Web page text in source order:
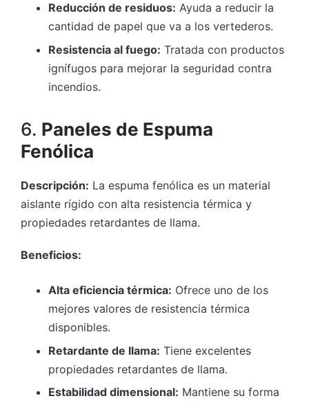
Reducción de residuos: Ayuda a reducir la
cantidad de papel que va a los vertederos.
Resistencia al fuego: Tratada con productos
ignífugos para mejorar la seguridad contra
incendios.
6. Paneles de Espuma
Fenólica
Descripción: La espuma fenólica es un material
aislante rígido con alta resistencia térmica y
propiedades retardantes de llama.
Beneficios:
Alta eficiencia térmica: Ofrece uno de los
mejores valores de resistencia térmica
disponibles.
Retardante de llama: Tiene excelentes
propiedades retardantes de llama.
Estabilidad dimensional: Mantiene su forma